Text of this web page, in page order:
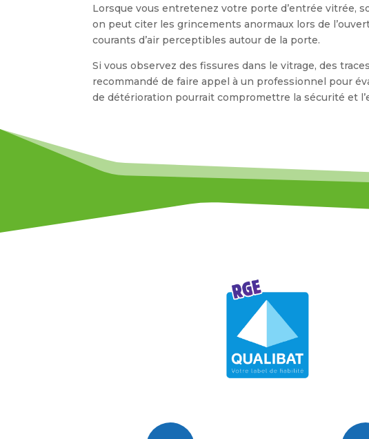
Lorsque vous entretenez votre porte d’entrée vitrée,
on peut citer les grincements anormaux lors de
courants d’air perceptibles autour de la porte.
Si vous observez des fissures dans le vitrage, des
recommandé de faire appel à un professionnel pour
de détérioration pourrait compromettre la sécurité et